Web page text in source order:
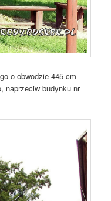
o obwodzie 445 cm
naprzeciw budynku nr